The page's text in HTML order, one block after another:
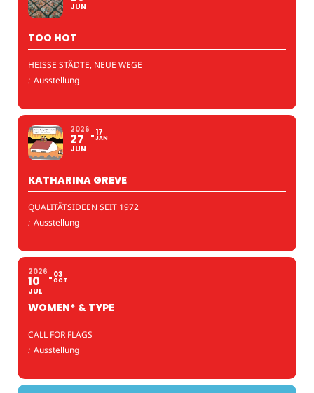
JUN
TOO HOT
HEISSE STÄDTE, NEUE WEGE
: Ausstellung
2026
27
JUN
17
JAN
KATHARINA GREVE
QUALITÄTSIDEEN SEIT 1972
: Ausstellung
2026
10
JUL
03
OCT
WOMEN* & TYPE
CALL FOR FLAGS
: Ausstellung